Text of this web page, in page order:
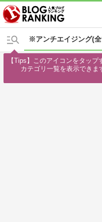
※アンチエイジング(
【Tips】このアイコンをタップ
カテゴリ一覧を表示できま